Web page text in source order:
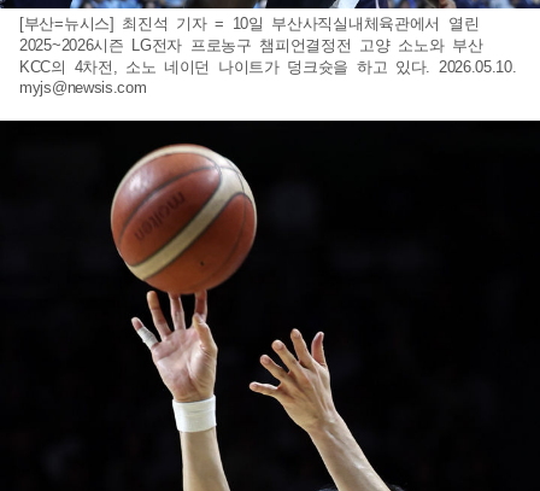
[부산=뉴시스] 최진석 기자 = 10일 부산사직실내체육관에서 열린
2025~2026시즌 LG전자 프로농구 챔피언결정전 고양 소노와 부산
KCC의 4차전, 소노 네이던 나이트가 덩크슛을 하고 있다. 2026.05.10.
myjs@newsis.com